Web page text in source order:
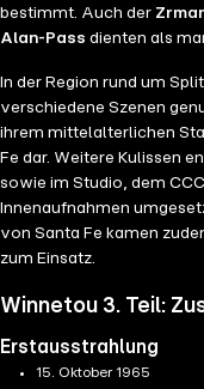
bestimmt. Auch der
Alan-Pass dienten als
In der Region rund um
verschiedene Szenen
ihrem mittelalterlichen
Fe dar. Weitere Kulissen
sowie im Studio, dem
Innenaufnahmen
von Santa Fe kamen
zum Einsatz.
Winnetou 3. Teil:
Erstausstrahlung
15. Oktober 1965